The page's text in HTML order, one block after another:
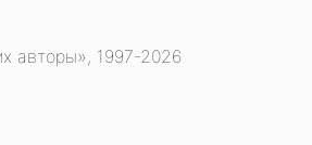
авторы», 1997-2026